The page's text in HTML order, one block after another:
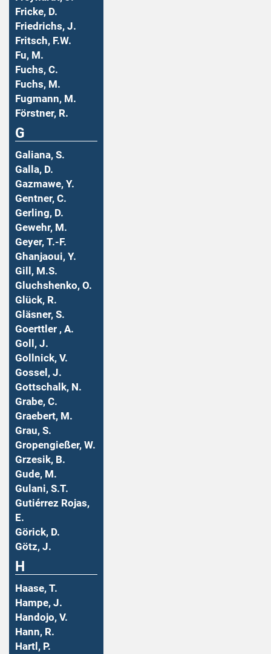
Fricke, D.
Friedrichs, J.
Fritsch, F.W.
Fu, M.
Fuchs, C.
Fuchs, M.
Fugmann, M.
Förstner, R.
G
Galiana, S.
Galla, D.
Gazmawe, Y.
Gentner, C.
Gerling, D.
Gewehr, M.
Geyer, T.-F.
Ghanjaoui, Y.
Gill, M.S.
Gluchshenko, O.
Glück, R.
Gläsner, S.
Goerttler , A.
Goll, J.
Gollnick, V.
Gossel, J.
Gottschalk, N.
Grabe, C.
Graebert, M.
Grau, S.
Gropengießer, W.
Grzesik, B.
Gude, M.
Gulani, S.T.
Gutiérrez Rojas,
E.
Görick, D.
Götz, J.
H
Haase, T.
Hampe, J.
Handojo, V.
Hann, R.
Hartl, P.